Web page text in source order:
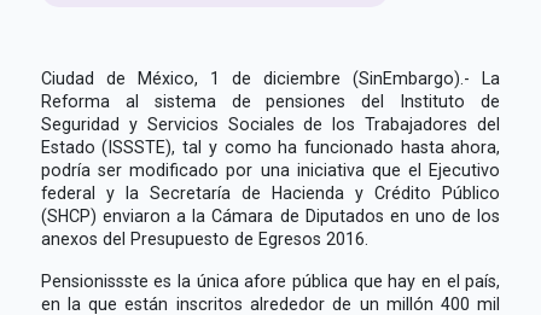
Ciudad de México, 1 de diciembre (SinEmbargo).- La
Reforma al sistema de pensiones del Instituto de
Seguridad y Servicios Sociales de los Trabajadores del
Estado (ISSSTE), tal y como ha funcionado hasta ahora,
podría ser modificado por una iniciativa que el Ejecutivo
federal y la Secretaría de Hacienda y Crédito Público
(SHCP) enviaron a la Cámara de Diputados en uno de los
anexos del Presupuesto de Egresos 2016.
Pensionissste es la única afore pública que hay en el país,
en la que están inscritos alrededor de un millón 400 mil